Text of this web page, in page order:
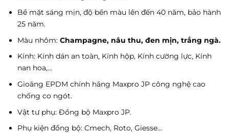
Bề mặt sáng mịn, độ bền màu lên đến 40 năm, bảo hành
25 năm.
Màu nhôm: Champagne, nâu thu, đen mịn, trắng ngà.
Kính: Kính dán an toàn, Kính hộp, Kính cường lực, Kính
nan hoa,…
Gioăng EPDM chính hãng Maxpro JP công nghệ cao
chống co ngót.
Vật tư phụ: Đồng bộ Maxpro JP.
Phụ kiện đồng bộ: Cmech, Roto, Giesse…